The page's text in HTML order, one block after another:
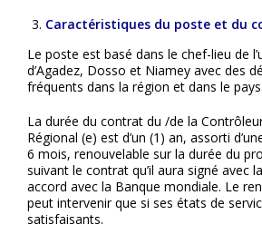
Caractéristiques du poste et du
Le poste est basé dans le chef-lieu de
d’Agadez, Dosso et Niamey avec des
fréquents dans la région et dans le pays.
La durée du contrat du /de la
Régional (e) est d’un (1) an, assorti
6 mois, renouvelable sur la durée du
suivant le contrat qu’il aura signé avec
accord avec la Banque mondiale. Le
peut intervenir que si ses états de
satisfaisants.